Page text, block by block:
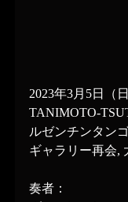
2023年3月5日（
TANIMOTO-
ルゼンチンタン
ギャラリー再会,
奏者：